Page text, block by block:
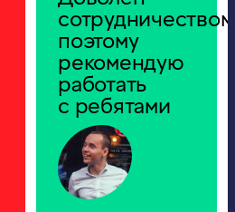
поэтому
рекомендую
работать
с ребятами